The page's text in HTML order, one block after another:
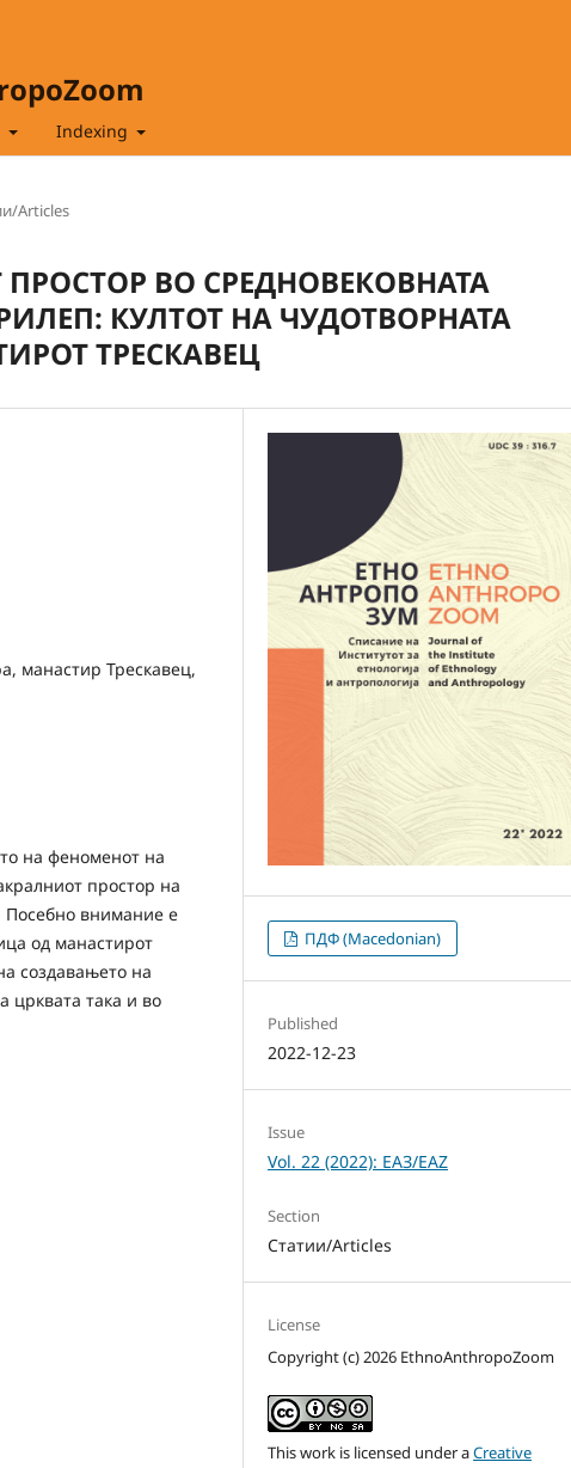
Indexing
Articles
ВО СРЕДНОВЕКОВНАТА
КУЛТОТ НА ЧУДОТВОРНАТА
ТРЕСКАВЕЦ
манастир Трескавец,
на феноменот на
простор на
Посебно внимание е
од манастирот
создавањето на
црквата така и во
ПДФ (Macedonian)
Published
2022-12-23
Issue
Vol. 22 (2022): ЕАЗ/EAZ
Section
Статии/Articles
License
Copyright (c) 2026 EthnoAnthropoZoom
This work is licensed under aCreative